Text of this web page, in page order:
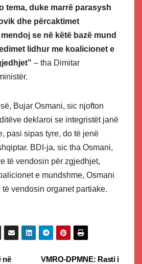
tema, duke marrë parasysh
dhe përcaktimet
se në këtë bazë mund
lidhur me koalicionet e
– tha Dimitar
Bujar Osmani, sic njofton
deklaroi se integristët janë
pasi sipas tyre, do të jenë
BDI-ja, sic tha Osmani,
të vendosin për zgjedhjet,
e mundshme, Osmani
vendosin organet partiake.
VMRO-DPMNE: Rasti i
në